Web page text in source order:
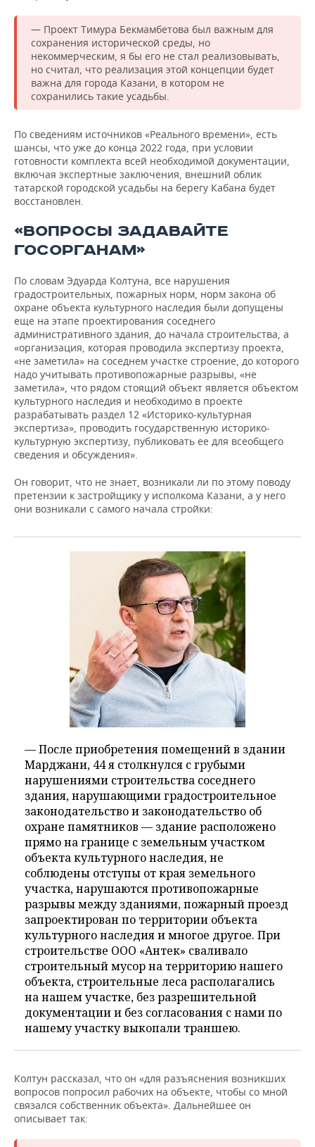
— Проект Тимура Бекмамбетова был важным для
сохранения исторической среды, но
некоммерческим, я бы его не стал реализовывать,
но считал, что реализация этой концепции будет
важна для города Казани, в котором не
сохранились такие усадьбы.
По сведениям источников «Реального времени», есть
шансы, что уже до конца 2022 года, при условии
готовности комплекта всей необходимой документации,
включая экспертные заключения, внешний облик
татарской городской усадьбы на берегу Кабана будет
восстановлен.
«ВОПРОСЫ ЗАДАВАЙТЕ
ГОСОРГАНАМ»
По словам Эдуарда Колтуна, все нарушения
градостроительных, пожарных норм, норм закона об
охране объекта культурного наследия были допущены
еще на этапе проектирования соседнего
административного здания, до начала строительства, а
«организация, которая проводила экспертизу проекта,
«не заметила» на соседнем участке строение, до которого
надо учитывать противопожарные разрывы, «не
заметила», что рядом стоящий объект является объектом
культурного наследия и необходимо в проекте
разрабатывать раздел 12 «Историко-культурная
экспертиза», проводить государственную историко-
культурную экспертизу, публиковать ее для всеобщего
сведения и обсуждения».
Он говорит, что не знает, возникали ли по этому поводу
претензии к застройщику у исполкома Казани, а у него
они возникали с самого начала стройки:
— После приобретения помещений в здании
Марджани, 44 я столкнулся с грубыми
нарушениями строительства соседнего
здания, нарушающими градостроительное
законодательство и законодательство об
охране памятников — здание расположено
прямо на границе с земельным участком
объекта культурного наследия, не
соблюдены отступы от края земельного
участка, нарушаются противопожарные
разрывы между зданиями, пожарный проезд
запроектирован по территории объекта
культурного наследия и многое другое. При
строительстве ООО «Антек» сваливало
строительный мусор на территорию нашего
объекта, строительные леса располагались
на нашем участке, без разрешительной
документации и без согласования с нами по
нашему участку выкопали траншею.
Колтун рассказал, что он «для разъяснения возникших
вопросов попросил рабочих на объекте, чтобы со мной
связался собственник объекта». Дальнейшее он
описывает так: